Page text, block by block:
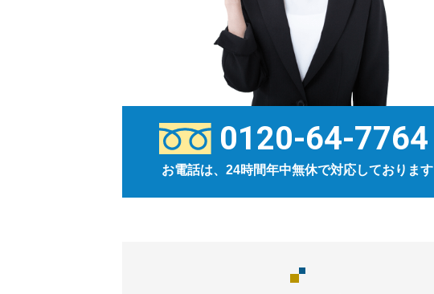
0120-64-7764
お電話は、24時間年中無休で対応しております